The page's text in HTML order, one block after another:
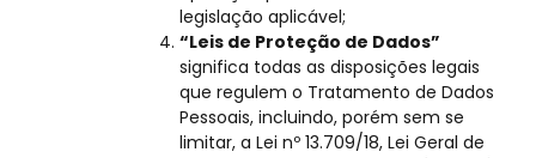
legislação aplicável;
“Leis de Proteção de Dados”
significa todas as disposições legais
que regulem o Tratamento de Dados
Pessoais, incluindo, porém sem se
limitar, a Lei nº 13.709/18, Lei Geral de